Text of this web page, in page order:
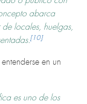
abarca
de locales, huelgas,
[10]
en un
es uno de los